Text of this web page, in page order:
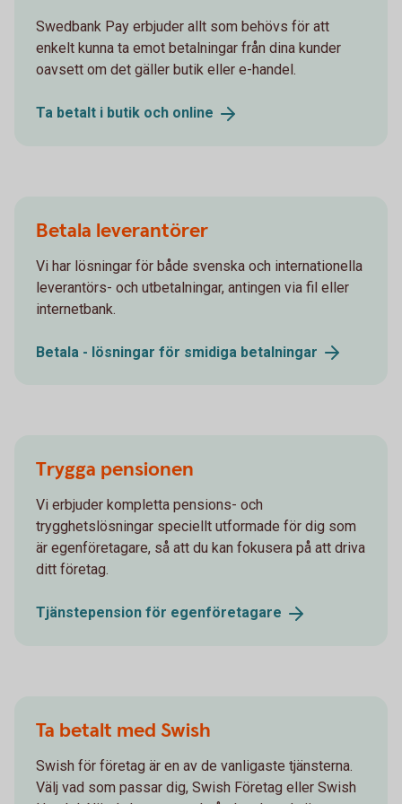
Swedbank Pay erbjuder allt som behövs för att
enkelt kunna ta emot betalningar från dina kunder
oavsett om det gäller butik eller e-handel.
Ta betalt i butik och online
Betala leverantörer
Vi har lösningar för både svenska och internationella
leverantörs- och utbetalningar, antingen via fil eller
internetbank.
Betala - lösningar för smidiga betalningar
Trygga pensionen
Vi erbjuder kompletta pensions- och
trygghetslösningar speciellt utformade för dig som
är egenföretagare, så att du kan fokusera på att driva
ditt företag.
Tjänstepension för egenföretagare
Ta betalt med Swish
Swish för företag är en av de vanligaste tjänsterna.
Välj vad som passar dig, Swish Företag eller Swish